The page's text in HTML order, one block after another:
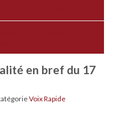
en bref du 17
Voix Rapide